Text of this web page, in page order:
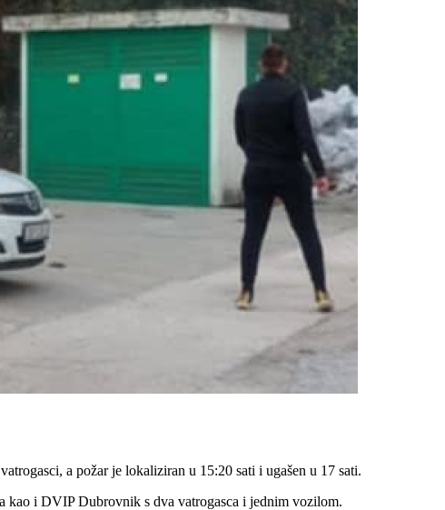
a požar je lokaliziran u 15:20 sati i ugašen u 17 sati.
kao i DVIP Dubrovnik s dva vatrogasca i jednim vozilom.